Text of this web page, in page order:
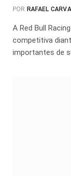
POR RAFAEL
A Red Bull
competitiva
importantes de